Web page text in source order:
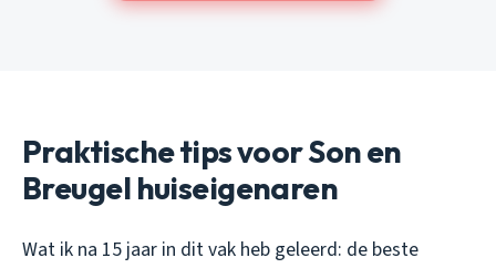
Praktische tips voor Son en
Breugel huiseigenaren
Wat ik na 15 jaar in dit vak heb geleerd: de beste